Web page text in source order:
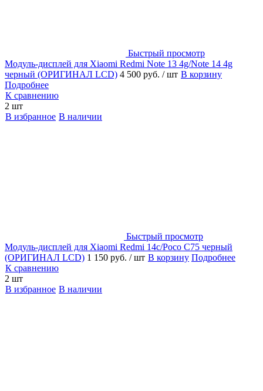
Быстрый просмотр
Модуль-дисплей для Xiaomi Redmi Note 13 4g/Note 14 4g
черный (ОРИГИНАЛ LCD) 4 500 руб. / шт В корзину
Подробнее
К сравнению
2 шт
В избранное В наличии
Быстрый просмотр
Модуль-дисплей для Xiaomi Redmi 14c/Poco C75 черный
(ОРИГИНАЛ LCD) 1 150 руб. / шт В корзину Подробнее
К сравнению
2 шт
В избранное В наличии